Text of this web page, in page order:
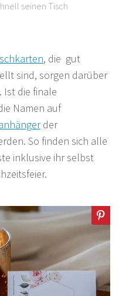
seinen Tisch
, die gut
sind, sorgen darüber
Ist die finale
Namen auf
nhängerder
So finden sich alle
inklusive ihr selbst